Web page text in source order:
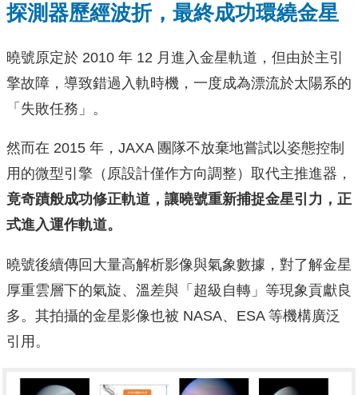
探測器歷經波折，最終成功環繞金星
曉號原定於 2010 年 12 月進入金星軌道，但由於主引
擎故障，導致錯過入軌時機，一度成為漂流於太陽系的
「失敗任務」。
然而在 2015 年，JAXA 團隊不放棄地嘗試以姿態控制
用的微型引擎（原設計僅作方向調整）取代主推進器，
竟奇蹟般成功修正軌道，讓曉號重新捕捉金星引力，正
式進入運作軌道。
曉號後續傳回大量高解析影像與氣象數據，對了解金星
厚重雲層下的氣旋、溫差與「超級自轉」等現象貢獻良
多。其拍攝的金星影像也被 NASA、ESA 等機構廣泛
引用。